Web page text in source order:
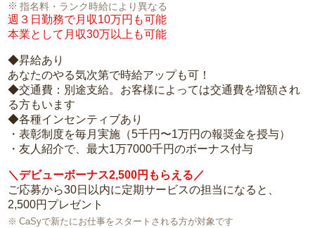
指名料・ランク時給により異なる
週３日勤務で月収10万円も可能
本業として月収30万以上も可能
◆昇給あり
あなたのやる気次第で時給アップも可！
◆交通費：別途支給。お客様によっては交通費を増額され
る方もいます
◆各種インセンティブあり
・表彰制度を毎月実施（5千円〜1万円の報奨金を授与）
・友人紹介で、最大1万7000千円のボーナス付与
＼デビューボーナス2,500円もらえる／
ご応募から30日以内に定期サービスの担当になると、
2,500円プレゼント
CaSyで新たにお仕事をスタートされる方が対象です